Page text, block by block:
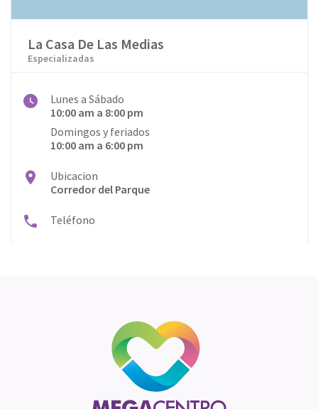
La Casa De Las Medias
Especializadas
Lunes a Sábado
10:00 am a 8:00 pm
Domingos y feriados
10:00 am a 6:00 pm
Ubicacion
Corredor del Parque
Teléfono